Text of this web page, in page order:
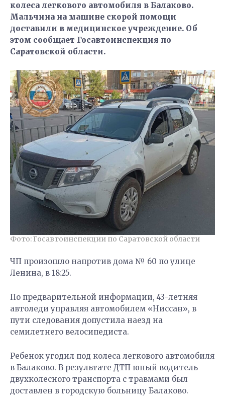
колеса легкового автомобиля в Балаково.
Мальчина на машине скорой помощи
доставили в медицинское учреждение. Об
этом сообщает Госавтоинспекция по
Саратовской области.
Фото: Госавтоинспекции по Саратовской области
ЧП произошло напротив дома № 60 по улице
Ленина, в 18:25.
По предварительной информации, 43-летняя
автоледи управляя автомобилем «Ниссан», в
пути следования допустила наезд на
семилетнего велосипедиста.
Ребенок угодил под колеса легкового автомобиля
в Балаково. В результате ДТП юный водитель
двухколесного транспорта с травмами был
доставлен в городскую больницу Балаково.